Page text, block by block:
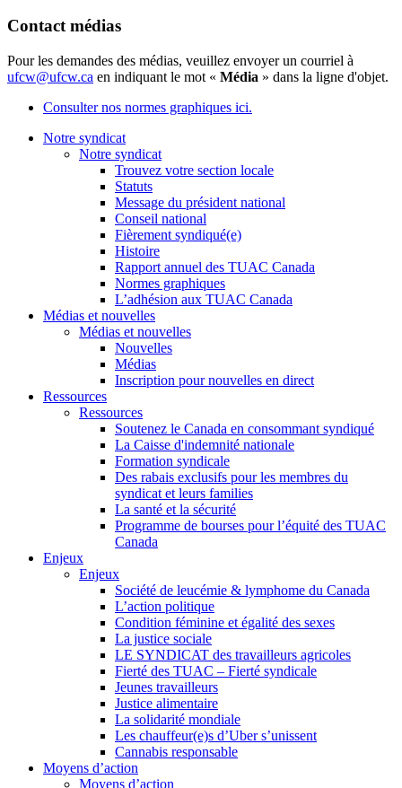
Contact médias
Pour les demandes des médias, veuillez envoyer un courriel à
ufcw@ufcw.ca en indiquant le mot « Média » dans la ligne d'objet.
Consulter nos normes graphiques ici.
Notre syndicat
Notre syndicat
Trouvez votre section locale
Statuts
Message du président national
Conseil national
Fièrement syndiqué(e)
Histoire
Rapport annuel des TUAC Canada
Normes graphiques
L’adhésion aux TUAC Canada
Médias et nouvelles
Médias et nouvelles
Nouvelles
Médias
Inscription pour nouvelles en direct
Ressources
Ressources
Soutenez le Canada en consommant syndiqué
La Caisse d'indemnité nationale
Formation syndicale
Des rabais exclusifs pour les membres du
syndicat et leurs families
La santé et la sécurité
Programme de bourses pour l’équité des TUAC
Canada
Enjeux
Enjeux
Société de leucémie & lymphome du Canada
L’action politique
Condition féminine et égalité des sexes
La justice sociale
LE SYNDICAT des travailleurs agricoles
Fierté des TUAC – Fierté syndicale
Jeunes travailleurs
Justice alimentaire
La solidarité mondiale
Les chauffeur(e)s d’Uber s’unissent
Cannabis responsable
Moyens d’action
Moyens d’action